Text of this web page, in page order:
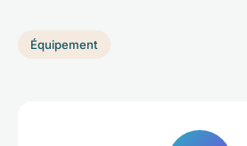
Équipement